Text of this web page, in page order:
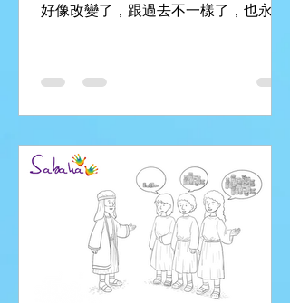
好像改變了，跟過去不一樣了，也永遠
處事手法，你會發現好像唔work了，感